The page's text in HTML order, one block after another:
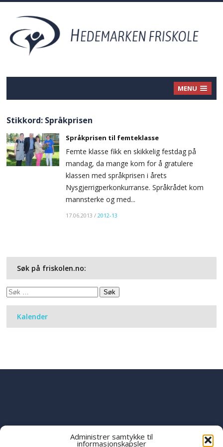
Administrer samtykke til
informasjonskapsler
MENU
Stikkord: Språkprisen
Språkprisen til femteklasse
Femte klasse fikk en skikkelig festdag på
mandag, da mange kom for å gratulere
klassen med språkprisen i årets
Nysgjerrigperkonkurranse. Språkrådet kom
mannsterke og med...
17.06.2013 /2012-13
Søk på friskolen.no:
Søk
Kalender